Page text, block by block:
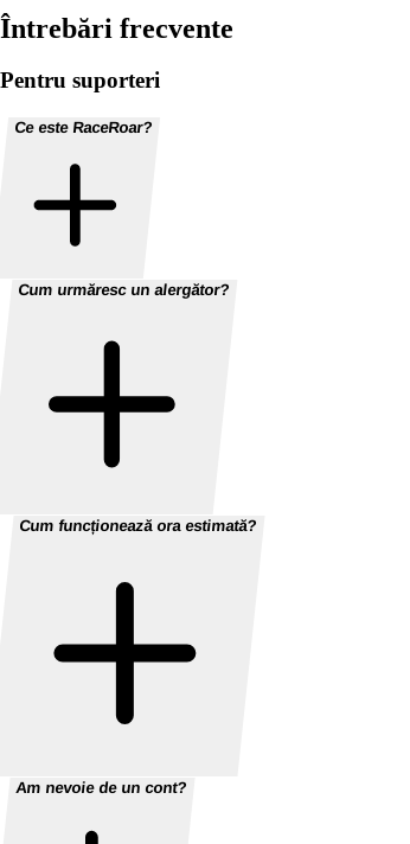
Întrebări frecvente
Pentru suporteri
Ce este RaceRoar?
Cum urmăresc un alergător?
Cum funcționează ora estimată?
Am nevoie de un cont?